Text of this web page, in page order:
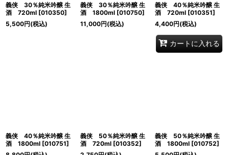
義侠 30％純米吟醸 生
酒 720ml [010350]
5,500円(税込)
義侠 30％純米吟醸 生
酒 1800ml [010750]
11,000円(税込)
義侠 40％純米吟醸 生
酒 720ml [010351]
4,400円(税込)
カートに入れる
義侠 40％純米吟醸 生
酒 1800ml [010751]
義侠 50％純米吟醸 生
酒 720ml [010352]
義侠 50％純米吟醸 生
酒 1800ml [010752]